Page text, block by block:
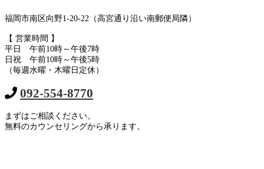
福岡市南区向野1-20-22（高宮通り沿い南郵便局隣）
【 営業時間 】
平日 午前10時～午後7時
日祝 午前10時～午後5時
（毎週水曜・木曜日定休）
092-554-8770
まずはご相談ください。
無料のカウンセリングから承ります。